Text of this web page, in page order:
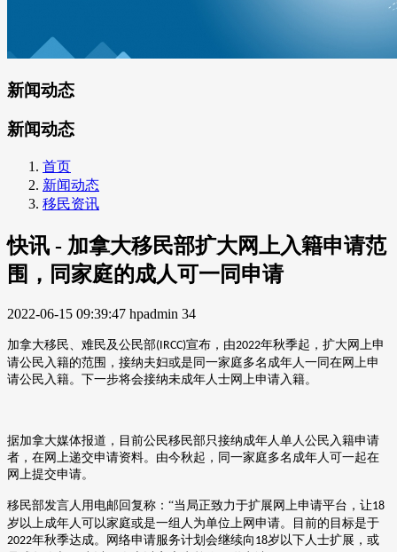
新闻动态
新闻动态
首页
新闻动态
移民资讯
快讯 - 加拿大移民部扩大网上入籍申请范
围，同家庭的成人可一同申请
2022-06-15 09:39:47 hpadmin 34
加拿大移民、难民及公民部(IRCC)宣布，由2022年秋季起，扩大网上申
请公民入籍的范围，接纳夫妇或是同一家庭多名成年人一同在网上申
请公民入籍。下一步将会接纳未成年人士网上申请入籍。
据加拿大媒体报道，目前公民移民部只接纳成年人单人公民入籍申请
者，在网上递交申请资料。由今秋起，同一家庭多名成年人可一起在
网上提交申请。
移民部发言人用电邮回复称： “当局正致力于扩展网上申请平台，让18
岁以上成年人可以家庭或是一组人为单位上网申请。目前的目标是于
2022年秋季达成。网络申请服务计划会继续向 18岁以下人士扩展，或